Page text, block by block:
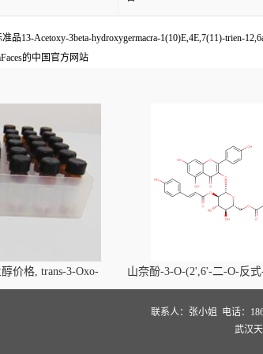
品13-Acetoxy-3beta-hydroxygermacra-1(10)E,4E,7(11)-trien-
的中国官方网站
价格, trans-3-Oxo-
号:896107-70-3
山奈酚-3-O-(2',6'-二-O-反
beta-D-吡喃葡萄糖苷价格,
(2',6'-di-O-trans-p-
glucopyranoside对照品,
联系人：张小姐 电话：
武汉